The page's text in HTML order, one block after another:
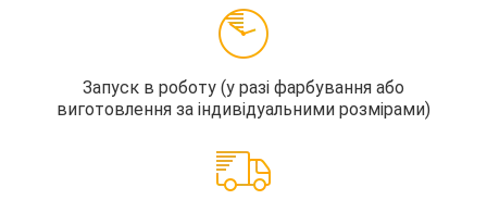
Запуск в роботу (у разі фарбування або
виготовлення за індивідуальними розмірами)